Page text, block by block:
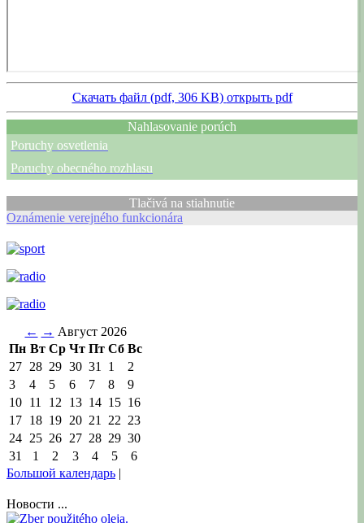
Скачать файл (pdf, 306 KB) открыть pdf
Nahlasovanie porúch
Poruchy osvetlenia
Poruchy obecného rozhlasu
Tlačivá na stiahnutie
Oznámenie verejného funkcionára
← → Август 2026
Пн Вт Ср Чт Пт Сб Вс
27 28 29 30 31 1
2
3
4 5 6 7 8
9
10 11 12 13 14 15 16
17 18 19 20 21 22 23
24 25 26 27 28 29 30
31
1 2 3 4 5
6
Большой календарь |
Новости ...